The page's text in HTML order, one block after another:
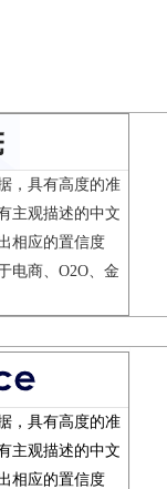
，具有高度的准
主观描述的中文
相应的置信度
电商、O2O、金
，具有高度的准
主观描述的中文
相应的置信度